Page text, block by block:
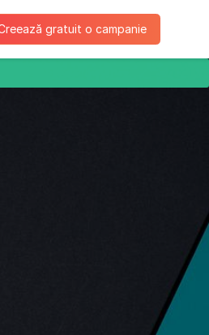
gratuit o campanie